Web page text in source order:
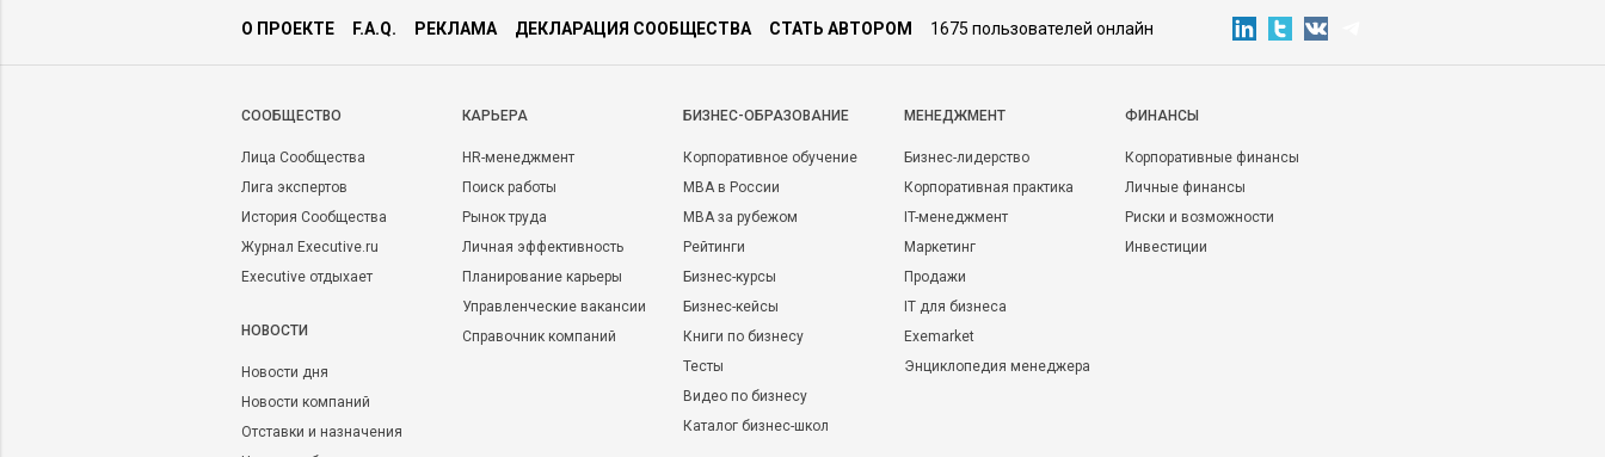
О ПРОЕКТЕ F.A.Q. РЕКЛАМА ДЕКЛАРАЦИЯ СООБЩЕСТВА СТАТЬ АВТОРОМ 1675 пользователей онлайн
CООБЩЕСТВО
Лица Сообщества
Лига экспертов
История Сообщества
Журнал Executive.ru
Executive отдыхает
НОВОСТИ
Новости дня
Новости компаний
Отставки и назначения
КАРЬЕРА
HR-менеджмент
Поиск работы
Рынок труда
Личная эффективность
Планирование карьеры
Управленческие вакансии
Справочник компаний
БИЗНЕС-ОБРАЗОВАНИЕ
Корпоративное обучение
MBA в России
MBA за рубежом
Рейтинги
Бизнес-курсы
Бизнес-кейсы
Книги по бизнесу
Тесты
Видео по бизнесу
Каталог бизнес-школ
МЕНЕДЖМЕНТ
Бизнес-лидерство
Корпоративная практика
IT-менеджмент
Маркетинг
Продажи
IT для бизнеса
Exemarket
Энциклопедия менеджера
ФИНАНСЫ
Корпоративные финансы
Личные финансы
Риски и возможности
Инвестиции